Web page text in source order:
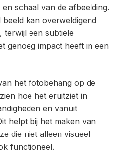
schaal van de afbeelding.
kan overweldigend
terwijl een subtiele
genoeg impact heeft in een
het fotobehang op de
hoe het eruitziet in
en vanuit
helpt bij het maken van
die niet alleen visueel
functioneel.